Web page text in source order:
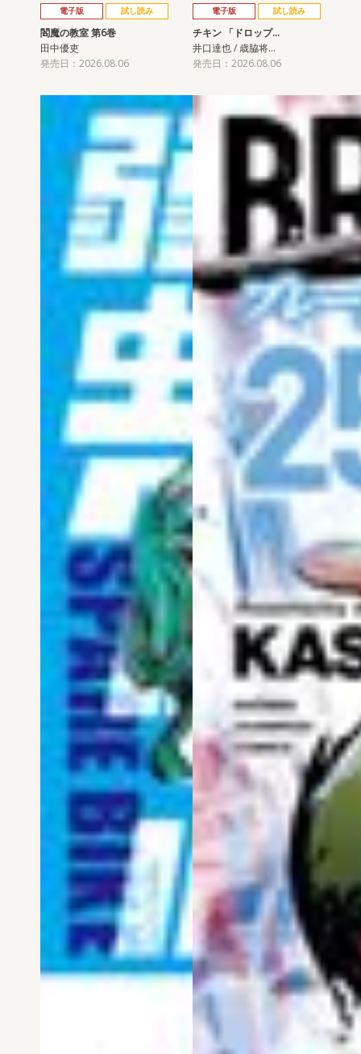
電子版 試し読み
閻魔の教室 第6巻
田中優吏
発売日：2026.08.06
電子版 試し読み
チキン 「ドロップ…
井口達也 / 歳脇将…
発売日：2026.08.06